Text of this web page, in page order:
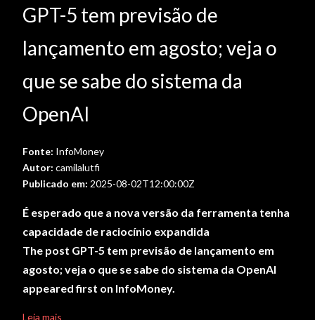
GPT-5 tem previsão de
lançamento em agosto; veja o
que se sabe do sistema da
OpenAI
Fonte: InfoMoney
Autor: camilalutfi
Publicado em: 2025-08-02T12:00:00Z
É esperado que a nova versão da ferramenta tenha
capacidade de raciocínio expandida
The post GPT-5 tem previsão de lançamento em
agosto; veja o que se sabe do sistema da OpenAI
appeared first on InfoMoney.
Leia mais